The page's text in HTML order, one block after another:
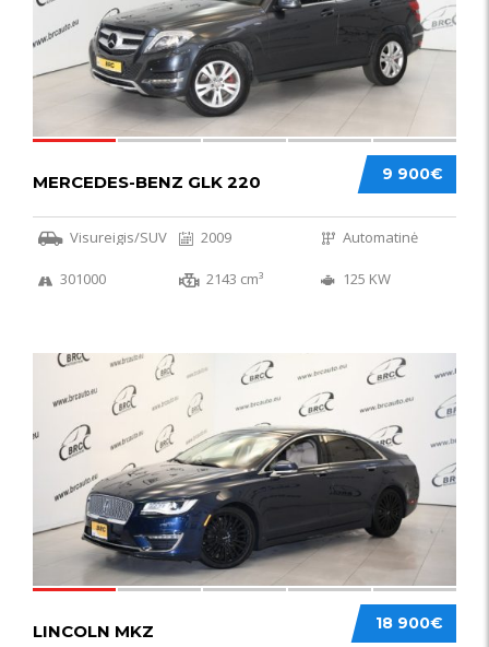
9 900€
MERCEDES-BENZ GLK 220
Visureigis/SUV 2009 Automatinė
301000 2143 cm³ 125 KW
18 900€
LINCOLN MKZ